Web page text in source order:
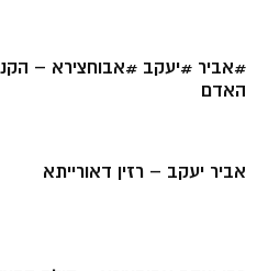
#אביר #יעקב #אבוחצירא –
האדם
אביר יעקב – רזין דאורייתא